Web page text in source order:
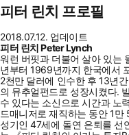
피터 린치 프로필
2018.07.12. 업데이트
피터 린치 Peter Lynch
워런 버핏과 더불어 살아 있는
년부터 1969년까지 한국에서
2천만 달러에 인수한 후 13년
의 뮤추얼펀드로 성장시켰다.
수 있다는 소신으로 시간과 노
드매니저로 재직하는 동안 1
성기인 47세에 돌연 은퇴를 선